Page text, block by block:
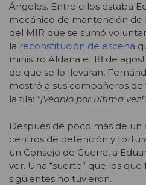
Ángeles. Entre ellos estaba
mecánico de mantención de
del MIR que se sumó
la reconstitución de escena
ministro Aldana el 18 de
de que se lo llevaran,
mostró a sus compañeros
la fila: “¡Véanlo por última
Después de poco más de un
centros de detención y
un Consejo de Guerra, a
ver. Una “suerte” que los
siguientes no tuvieron.